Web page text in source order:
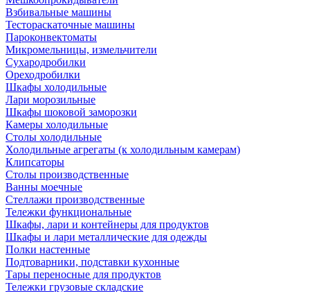
Взбивальные машины
Тестораскаточные машины
Пароконвектоматы
Микромельницы, измельчители
Сухародробилки
Ореходробилки
Шкафы холодильные
Лари морозильные
Шкафы шоковой заморозки
Камеры холодильные
Столы холодильные
Холодильные агрегаты (к холодильным камерам)
Клипсаторы
Столы производственные
Ванны моечные
Стеллажи производственные
Тележки функциональные
Шкафы, лари и контейнеры для продуктов
Шкафы и лари металлические для одежды
Полки настенные
Подтоварники, подставки кухонные
Тары переносные для продуктов
Тележки грузовые складские